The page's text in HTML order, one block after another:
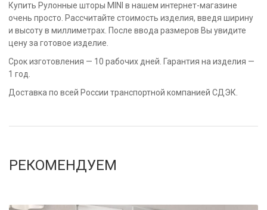
Купить Рулонные шторы MINI в нашем интернет-магазине
очень просто. Рассчитайте стоимость изделия, введя ширину
и высоту в миллиметрах. После ввода размеров Вы увидите
цену за готовое изделие.
Срок изготовления — 10 рабочих дней. Гарантия на изделия —
1 год.
Доставка по всей России транспортной компанией СДЭК.
РЕКОМЕНДУЕМ